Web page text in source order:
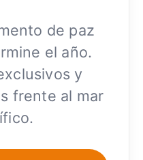
de paz
el año.
y
frente al mar